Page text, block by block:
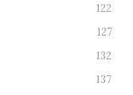
122
127
132
137